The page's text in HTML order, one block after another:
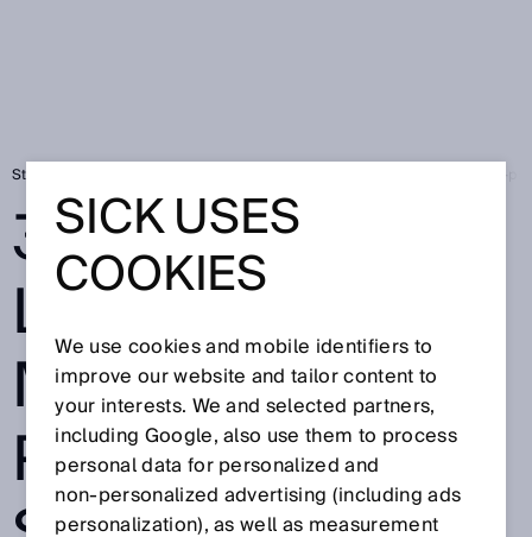
Startseite
3D-
LOKALISIERUNG
MIT BELT-
PICKING-
SICK USES
COOKIES
We use cookies and mobile identifiers to
improve our website and tailor content to
your interests. We and selected partners,
including Google, also use them to process
personal data for personalized and
non‑personalized advertising (including ads
personalization), as well as measurement